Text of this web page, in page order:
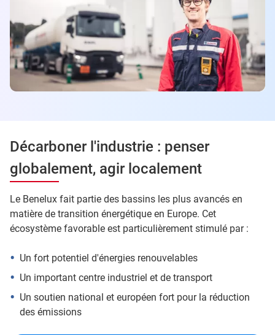
Décarboner l'industrie : penser
globalement, agir localement
Le Benelux fait partie des bassins les plus avancés en
matière de transition énergétique en Europe. Cet
écosystème favorable est particulièrement stimulé par :
Un fort potentiel d'énergies renouvelables
Un important centre industriel et de transport
Un soutien national et européen fort pour la réduction
des émissions